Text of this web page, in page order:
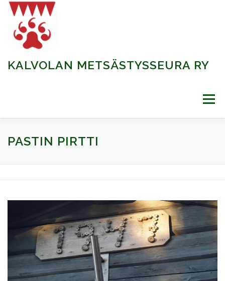
Siirry sisältöön
KALVOLAN METSÄSTYSSEURA RY
Valikko
Etusivu
Kalvolan Metsästysseuran 125v
Historia
Galleria
PASTIN PIRTTI